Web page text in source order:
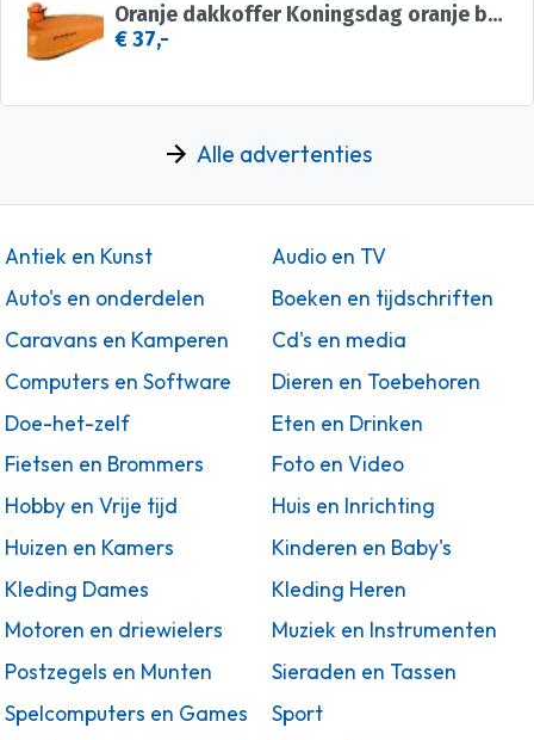
Oranje dakkoffer Koningsdag oranje boven op je dak
€ 37,-
Alle advertenties
Antiek en Kunst
Audio en TV
Auto's en onderdelen
Boeken en tijdschriften
Caravans en Kamperen
Cd's en media
Computers en Software
Dieren en Toebehoren
Doe-het-zelf
Eten en Drinken
Fietsen en Brommers
Foto en Video
Hobby en Vrije tijd
Huis en Inrichting
Huizen en Kamers
Kinderen en Baby's
Kleding Dames
Kleding Heren
Motoren en driewielers
Muziek en Instrumenten
Postzegels en Munten
Sieraden en Tassen
Spelcomputers en Games
Sport